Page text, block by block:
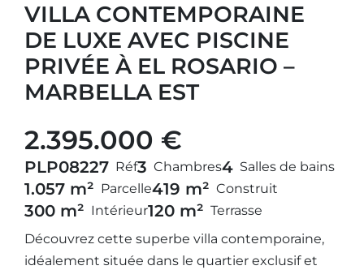
VILLA CONTEMPORAINE
DE LUXE AVEC PISCINE
PRIVÉE À EL ROSARIO –
MARBELLA EST
2.395.000 €
PLP08227 Réf3 Chambres4 Salles de bains
1.057 m² Parcelle419 m² Construit
300 m² Intérieur120 m² Terrasse
Découvrez cette superbe villa contemporaine,
idéalement située dans le quartier exclusif et